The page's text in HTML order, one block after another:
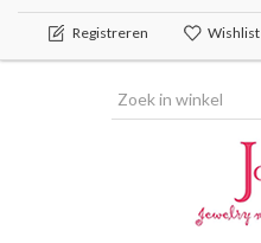
Registreren Wishlist